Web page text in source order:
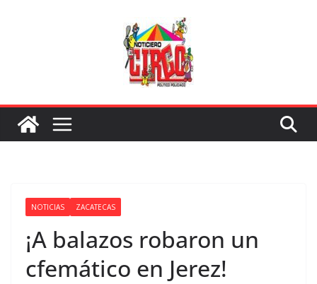
NOTICIAS ZACATECAS
¡A balazos robaron un
cfemático en Jerez!